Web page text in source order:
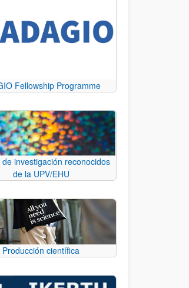
Fellowship Programme
investigación reconocidos
de la UPV/EHU
Producción científica